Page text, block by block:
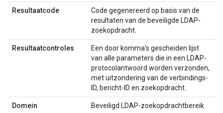
Resultaatcode
Code gegenereerd op basis van de
resultaten van de beveiligde LDAP-
zoekopdracht.
Resultaatcontroles
Een door komma's gescheiden lijst
van alle parameters die in een LDAP-
protocolantwoord worden verzonden,
met uitzondering van de verbindings-
ID, bericht-ID en zoekopdracht.
Domein Beveiligd LDAP-zoekopdrachtbereik